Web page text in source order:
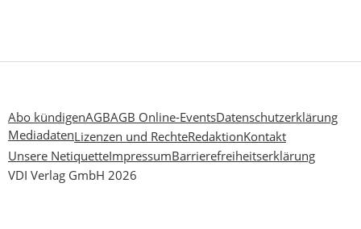
Abo kündigenAGBAGB Online-EventsDatenschutzerklärung
MediadatenLizenzen und RechteRedaktionKontakt
Unsere NetiquetteImpressumBarrierefreiheitserklärung
VDI Verlag GmbH 2026